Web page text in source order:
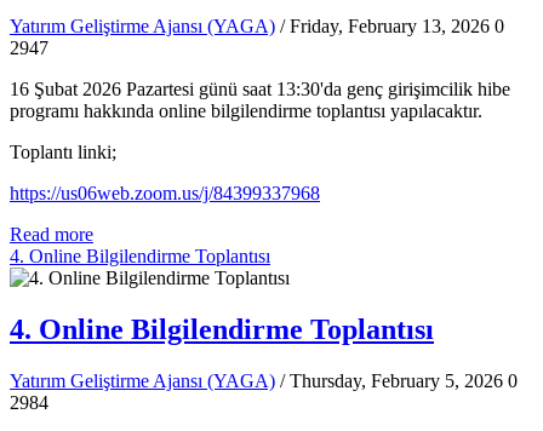
Yatırım Geliştirme Ajansı (YAGA) / Friday, February 13, 2026 0
2947
16 Şubat 2026 Pazartesi günü saat 13:30'da genç girişimcilik hibe
programı hakkında online bilgilendirme toplantısı yapılacaktır.
Toplantı linki;
https://us06web.zoom.us/j/84399337968
Read more
4. Online Bilgilendirme Toplantısı
4. Online Bilgilendirme Toplantısı
Yatırım Geliştirme Ajansı (YAGA) / Thursday, February 5, 2026 0
2984